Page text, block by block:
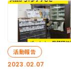
2023.02.07
活動報告